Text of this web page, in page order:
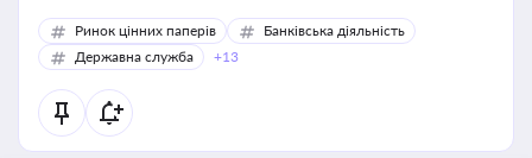
Ринок цінних паперів
Банківська діяльність
Державна служба
+13